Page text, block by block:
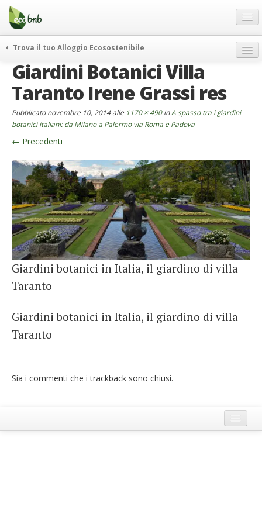
Menu
Salta
contenuto
Offerte Speciali
Regali
FAQ
Chi Siamo
Partner
Contatti
Italiano
German
English
Spanish
Trova il tuo Alloggio Ecosostenibile
weekend green
curiosità
vivere e viaggiare verde
news ed eventi
rassegna stampa
Giardini Botanici Villa
Taranto Irene Grassi res
Pubblicatonovembre 10, 2014alle 1170 × 490inA spasso tra i giardini
botanici italiani: da Milano a Palermo via Roma e Padova
← Precedenti
Giardini botanici in Italia, il giardino di villa
Taranto
Giardini botanici in Italia, il giardino di villa
Taranto
Sia i commenti che i trackback sono chiusi.